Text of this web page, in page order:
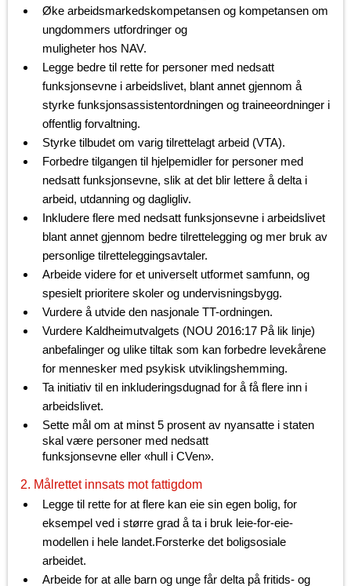
Øke arbeidsmarkedskompetansen og kompetansen om
ungdommers utfordringer og
muligheter hos NAV.
Legge bedre til rette for personer med nedsatt
funksjonsevne i arbeidslivet, blant annet gjennom å
styrke funksjonsassistentordningen og traineeordninger i
offentlig forvaltning.
Styrke tilbudet om varig tilrettelagt arbeid (VTA).
Forbedre tilgangen til hjelpemidler for personer med
nedsatt funksjonsevne, slik at det blir lettere å delta i
arbeid, utdanning og dagligliv.
Inkludere flere med nedsatt funksjonsevne i arbeidslivet
blant annet gjennom bedre tilrettelegging og mer bruk av
personlige tilretteleggingsavtaler.
Arbeide videre for et universelt utformet samfunn, og
spesielt prioritere skoler og undervisningsbygg.
Vurdere å utvide den nasjonale TT-ordningen.
Vurdere Kaldheimutvalgets (NOU 2016:17 På lik linje)
anbefalinger og ulike tiltak som kan forbedre levekårene
for mennesker med psykisk utviklingshemming.
Ta initiativ til en inkluderingsdugnad for å få flere inn i
arbeidslivet.
Sette mål om at minst 5 prosent av nyansatte i staten
skal være personer med nedsatt
funksjonsevne eller «hull i CVen».
2. Målrettet innsats mot fattigdom
Legge til rette for at flere kan eie sin egen bolig, for
eksempel ved i større grad å ta i bruk leie-for-eie-
modellen i hele landet.Forsterke det boligsosiale
arbeidet.
Arbeide for at alle barn og unge får delta på fritids- og